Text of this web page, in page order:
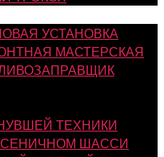
УСТАНОВКА
МАСТЕРСКАЯ
ТЕХНИКИ
ШАССИ